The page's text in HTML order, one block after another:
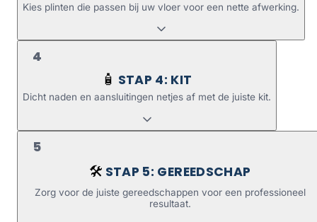
Kies plinten die passen bij uw vloer voor een nette afwerking.
4
🧴 STAP 4: KIT
Dicht naden en aansluitingen netjes af met de juiste kit.
5
🛠️ STAP 5: GEREEDSCHAP
Zorg voor de juiste gereedschappen voor een professioneel
resultaat.